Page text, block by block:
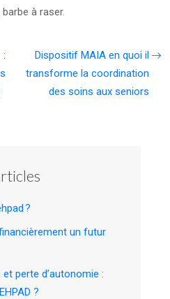
à raser.
Dispositif MAIA en quoi il
transforme la coordination
des soins aux seniors
?
un futur
perte d’autonomie :
?